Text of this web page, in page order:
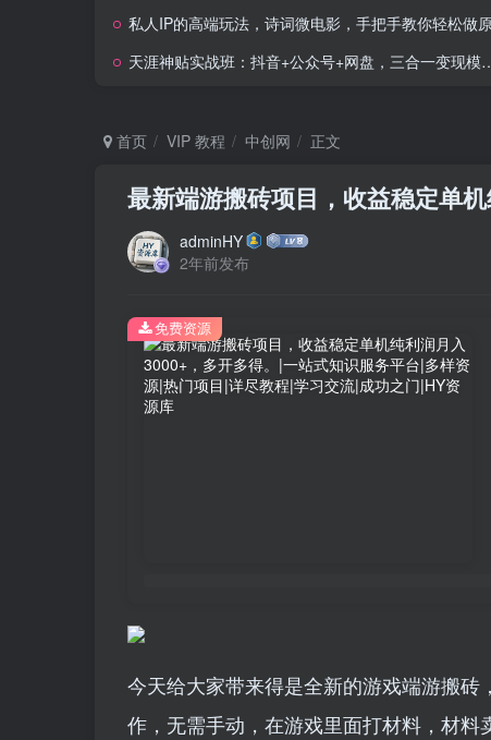
私人IP的高端玩法，诗词微电影，手把手教你轻松做原创爆
天涯神贴实战班：抖音+公众号+网盘，三合一变现模式，搭建自动成交系统
首页 VIP 教程 中创网 正文
最新端游搬砖项目，收益稳定单
adminHY
2年前发布
免费资源
今天给大家带来得是全新的游戏端游搬
作，无需手动，在游戏里面打材料，材料